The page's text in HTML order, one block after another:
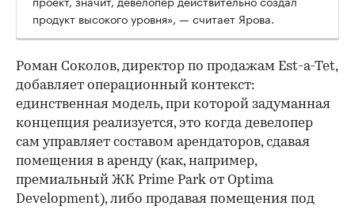
продукт высокого уровня», — считает Ярова.
Роман Соколов, директор по продажам Est-a-Tet,
добавляет операционный контекст:
единственная модель, при которой задуманная
концепция реализуется, это когда девелопер
сам управляет составом арендаторов, сдавая
помещения в аренду (как, например,
премиальный ЖК Prime Park от Optima
Development), либо продавая помещения под